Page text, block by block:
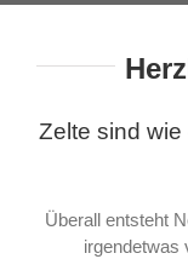
Zelte sind
Überall entsteht
irgendetwas